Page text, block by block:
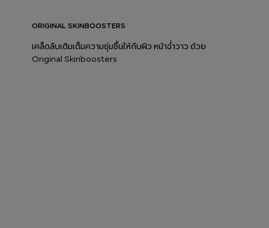
ORIGINAL SKINBOOSTERS
เคล็ดลับเติมเต็มความชุ่มชื้นให้กับผิว หน้าฉ่ำวาว ด้วย
Original Skinboosters